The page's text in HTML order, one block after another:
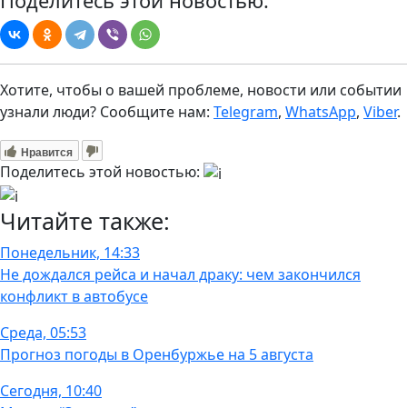
Хотите, чтобы о вашей проблеме, новости или событии
узнали люди? Сообщите нам: Telegram, WhatsApp, Viber.
Нравится
Поделитесь этой новостью:
Читайте также:
Понедельник, 14:33
Не дождался рейса и начал драку: чем закончился
конфликт в автобусе
Среда, 05:53
Прогноз погоды в Оренбуржье на 5 августа
Сегодня, 10:40